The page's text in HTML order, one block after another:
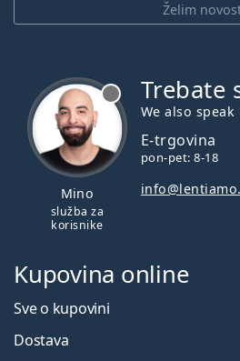
Želim
Mino
služba za
korisnike
Trebate
We also speak
E-trgovina
pon-pet: 8-18
Kupovina online
Sve o kupovini
Dostava